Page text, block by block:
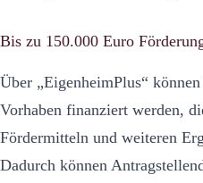
Bis zu 150.000 Euro
Über „EigenheimPlus“
Vorhaben finanziert werden,
Fördermitteln und weiteren
Dadurch können